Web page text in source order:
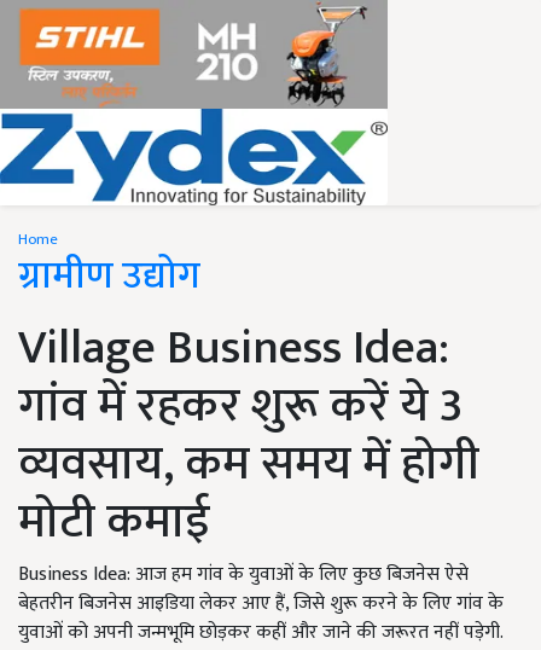
Home
ग्रामीण उद्योग
Village Business Idea:
गांव में रहकर शुरू करें ये 3
व्यवसाय, कम समय में होगी
मोटी कमाई
Business Idea: आज हम गांव के युवाओं के लिए कुछ बिजनेस ऐसे
बेहतरीन बिजनेस आइडिया लेकर आए हैं, जिसे शुरू करने के लिए गांव के
युवाओं को अपनी जन्मभूमि छोड़कर कहीं और जाने की जरूरत नहीं पड़ेगी.